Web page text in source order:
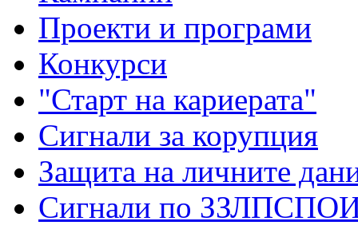
Проекти и програми
Конкурси
"Старт на кариерата"
Сигнали за корупция
Защита на личните
Сигнали по